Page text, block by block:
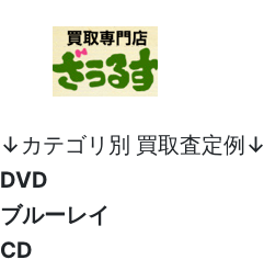
↓カテゴリ別 買取査定例↓
DVD
ブルーレイ
CD